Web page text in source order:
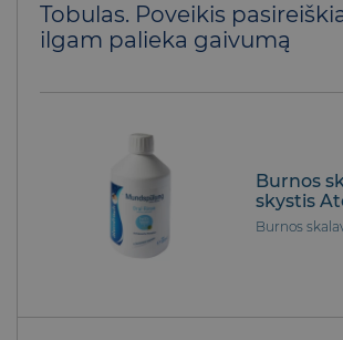
5iš 5
Tobulas. Poveikis
ilgam palieka gaivumą
Burnos
skystis
Burnos